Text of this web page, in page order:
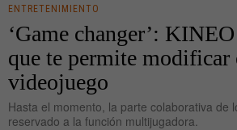
ENTRETENIMIENTO
‘Game changer’:
que te permite modificar
videojuego
Hasta el momento, la parte colaborativa de
reservado a la función multijugadora.